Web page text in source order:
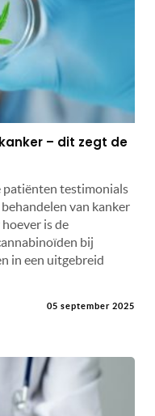
– dit zegt de
patiënten testimonials
van kanker
is de
bij
in een uitgebreid
05 september 2025